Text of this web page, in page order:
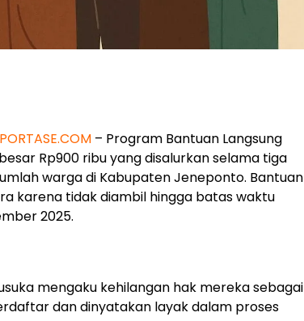
– Program Bantuan Langsung
Rp900 ribu yang disalurkan selama tiga
warga di Kabupaten Jeneponto. Bantuan
karena tidak diambil hingga batas waktu
2025.
mengaku kehilangan hak mereka sebagai
dan dinyatakan layak dalam proses